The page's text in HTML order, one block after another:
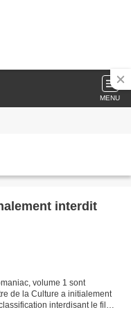
MENU
interdit
volume 1 sont
de la Culture a initialement
interdisant le film